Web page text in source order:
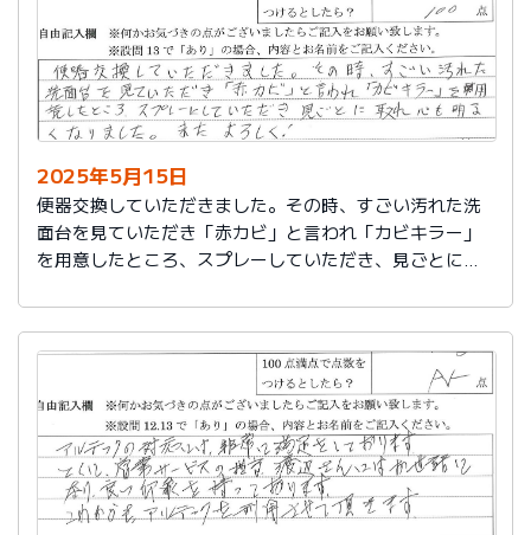
2025年5月15日
便器交換していただきました。その時、すごい汚れた洗
面台を見ていただき「赤カビ」と言われ「カビキラー」
を用意したところ、スプレーしていただき、見ごとに取